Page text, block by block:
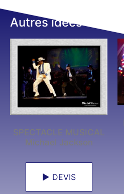
Autres idées
SPECTACLE MUSICAL
Michael Jackson
► DEVIS